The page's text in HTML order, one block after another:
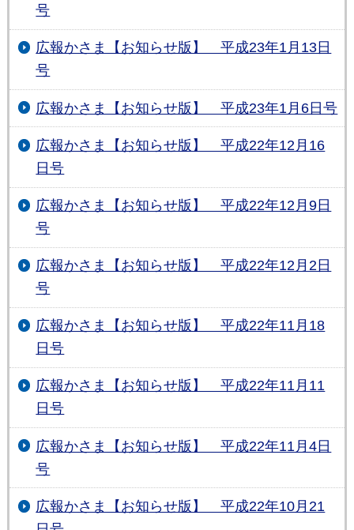
号
広報かさま【お知らせ版】 平成23年1月13日
号
広報かさま【お知らせ版】 平成23年1月6日号
広報かさま【お知らせ版】 平成22年12月16
日号
広報かさま【お知らせ版】 平成22年12月9日
号
広報かさま【お知らせ版】 平成22年12月2日
号
広報かさま【お知らせ版】 平成22年11月18
日号
広報かさま【お知らせ版】 平成22年11月11
日号
広報かさま【お知らせ版】 平成22年11月4日
号
広報かさま【お知らせ版】 平成22年10月21